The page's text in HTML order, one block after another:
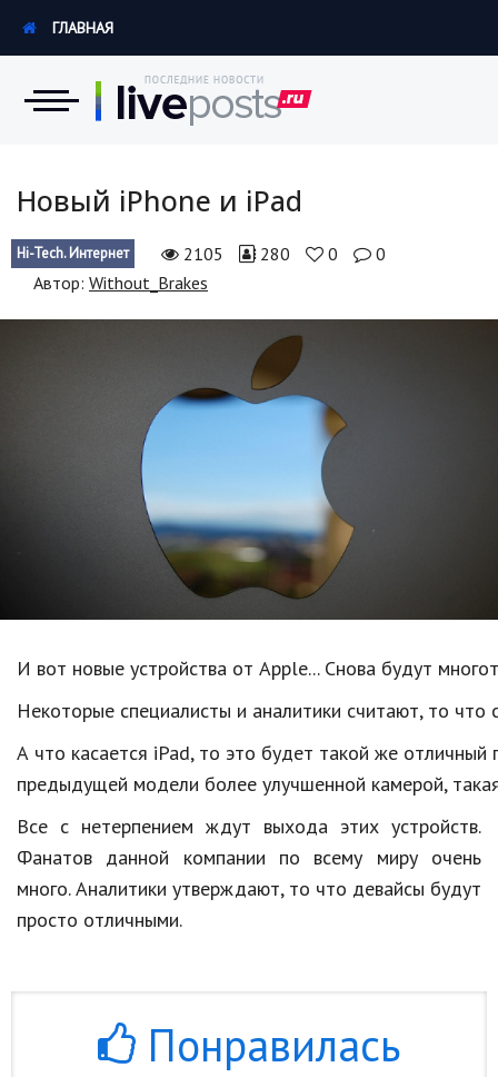
Новости
Экономика
Происшествия
Наука и техника
Образование
Спорт
Знаменитости
Статьи
Обзоры
Рецепты
Авто, мото
ГЛАВНАЯ
Новый iPhone и iPad
Hi-Tech. Интернет 2105 280 0
0
Автор: Without_Brakes
И вот новые устройства от Apple... Снова будут
Некоторые специалисты и аналитики считают, то
А что касается iPad, то это будет такой же
предыдущей модели более улучшенной камерой,
Все с нетерпением ждут выхода этих устройств.
Фанатов данной компании по всему миру очень
много. Аналитики утверждают, то что девайсы будут
просто отличными.
Понравилась